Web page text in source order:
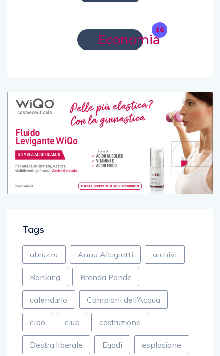
Economia
16
Tags
abruzzo Anna Allegretti archivi
Banking Brenda Ponde
calendario Campioni dell’Acqua
cibo club costruzione
Destra liberale Egadi esplosione